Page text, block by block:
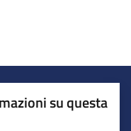
su questa